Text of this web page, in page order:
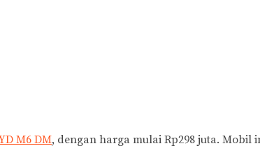
M6 DM, dengan harga mulai Rp298 juta. Mobil